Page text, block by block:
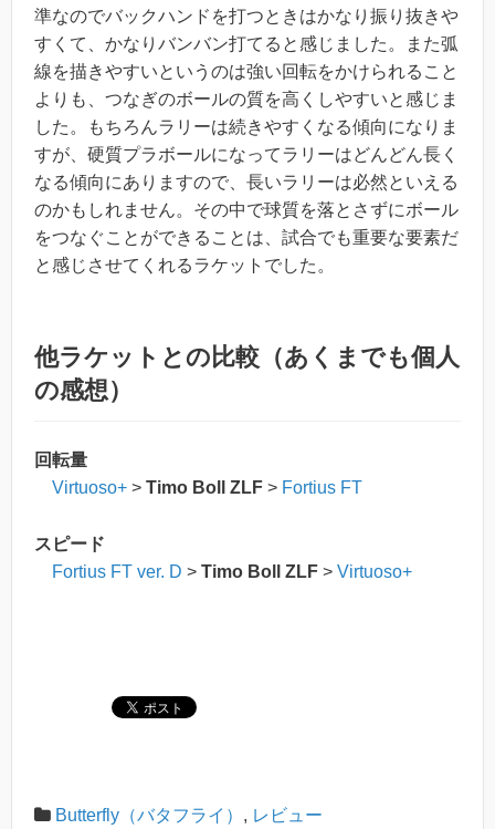
準なのでバックハンドを打つときはかなり振り抜きや
すくて、かなりバンバン打てると感じました。また弧
線を描きやすいというのは強い回転をかけられること
よりも、つなぎのボールの質を高くしやすいと感じま
した。もちろんラリーは続きやすくなる傾向になりま
すが、硬質プラボールになってラリーはどんどん長く
なる傾向にありますので、長いラリーは必然といえる
のかもしれません。その中で球質を落とさずにボール
をつなぐことができることは、試合でも重要な要素だ
と感じさせてくれるラケットでした。
他ラケットとの比較（あくまでも個人
の感想）
回転量
Virtuoso+ > Timo Boll ZLF > Fortius FT
スピード
Fortius FT ver. D > Timo Boll ZLF > Virtuoso+
Butterfly（バタフライ） , レビュー